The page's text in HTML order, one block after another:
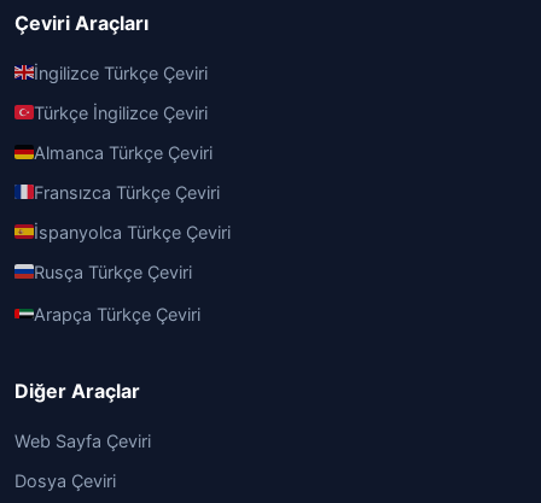
Çeviri Araçları
İngilizce Türkçe Çeviri
Türkçe İngilizce Çeviri
Almanca Türkçe Çeviri
Fransızca Türkçe Çeviri
İspanyolca Türkçe Çeviri
Rusça Türkçe Çeviri
Arapça Türkçe Çeviri
Diğer Araçlar
Web Sayfa Çeviri
Dosya Çeviri